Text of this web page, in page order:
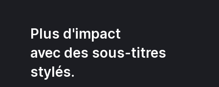
Plus d'impact
avec des sous-titres
stylés.